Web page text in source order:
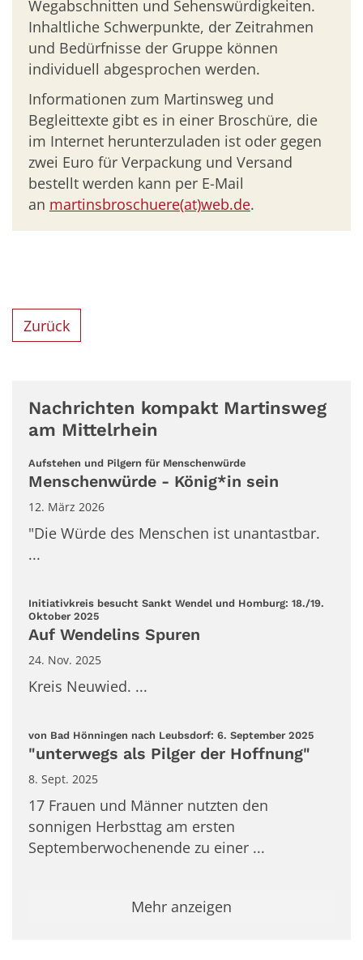
Wegabschnitten und Sehenswürdigkeiten.
Inhaltliche Schwerpunkte, der Zeitrahmen
und Bedürfnisse der Gruppe können
individuell abgesprochen werden.
Informationen zum Martinsweg und
Begleittexte gibt es in einer Broschüre, die
im Internet herunterzuladen ist oder gegen
zwei Euro für Verpackung und Versand
bestellt werden kann per E-Mail
an martinsbroschuere(at)web.de.
Zurück
Nachrichten kompakt Martinsweg
am Mittelrhein
Aufstehen und Pilgern für Menschenwürde:
Menschenwürde - König*in sein
12. März 2026
"Die Würde des Menschen ist unantastbar.
...
Initiativkreis besucht Sankt Wendel und Homburg: 18./19.
Oktober 2025:
Auf Wendelins Spuren
24. Nov. 2025
Kreis Neuwied. ...
von Bad Hönningen nach Leubsdorf: 6. September 2025:
"unterwegs als Pilger der Hoffnung"
8. Sept. 2025
17 Frauen und Männer nutzten den
sonnigen Herbsttag am ersten
Septemberwochenende zu einer ...
Mehr anzeigen